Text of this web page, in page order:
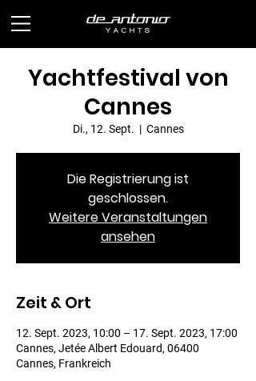
Yachtfestival von
Cannes
Di., 12. Sept.
  |
Cannes
Die Registrierung ist
geschlossen.
Weitere Veranstaltungen
ansehen
Zeit & Ort
12. Sept. 2023, 10:00 – 17. Sept. 2023, 17:00
Cannes, Jetée Albert Edouard, 06400
Cannes, Frankreich